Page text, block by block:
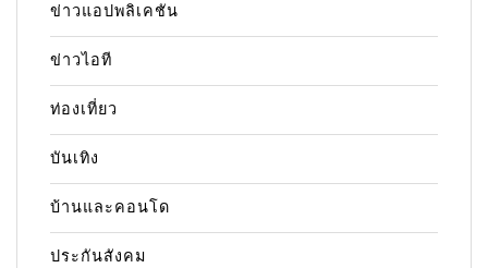
ข่าวแอปพลิเคชัน
ข่าวไอที
ท่องเที่ยว
บันเทิง
บ้านและคอนโด
ประกันสังคม